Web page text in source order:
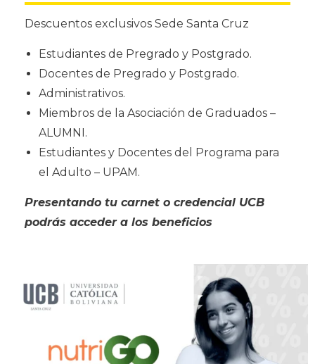
Descuentos exclusivos Sede Santa Cruz
Estudiantes de Pregrado y Postgrado.
Docentes de Pregrado y Postgrado.
Administrativos.
Miembros de la Asociación de Graduados –
ALUMNI.
Estudiantes y Docentes del Programa para
el Adulto – UPAM.
Presentando tu carnet o credencial UCB
podrás acceder a los beneficios